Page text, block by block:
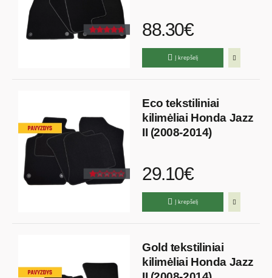
88.30€
Į krepšelį
Eco tekstiliniai
kilimėliai Honda Jazz
II (2008-2014)
29.10€
Į krepšelį
Gold tekstiliniai
kilimėliai Honda Jazz